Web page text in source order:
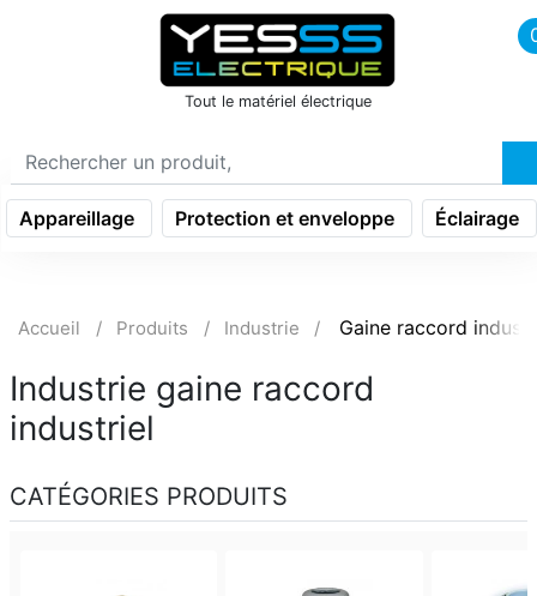
icon menu burger
Tout le matériel électrique
Appareillage Protection et enveloppe Éclairage
Accueil Produits Industrie Gaine raccord
Industrie gaine raccord
industriel
CATÉGORIES PRODUITS